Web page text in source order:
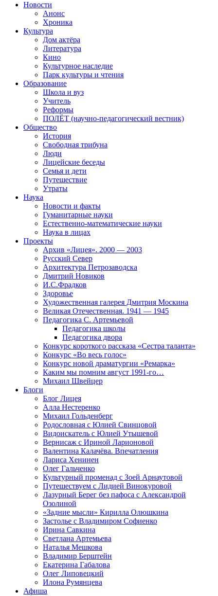
Новости
Анонс
Хроника
Культура
Дом актёра
Литература
Кино
Культурное наследие
Парк культуры и чтения
Образование
Школа и вуз
Учитель
Реформы
ПОЛЁТ (научно-педагогический вестник)
Общество
История
Свободная трибуна
Люди
Лицейские беседы
Семья и дети
Путешествие
Утраты
Наука
Новости и факты
Гуманитарные науки
Естественно-математические науки
Наука в лицах
Проекты
Архив «Лицея». 2000 — 2003
Русский Север
Архитектура Петрозаводска
Дмитрий Новиков
И.С.Фрадков
Здоровье
Художественная галерея Дмитрия Москина
Великая Отечественная. 1941 — 1945
Педагогика С. Артемьевой
Педагогика школы
Педагогика двора
Конкурс короткого рассказа «Сестра таланта»
Конкурс «Во весь голос»
Конкурс новой драматургии «Ремарка»
Каким мы помним август 1991-го…
Михаил Швейцер
Блоги
Блог Лицея
Алла Нестеренко
Михаил Гольденберг
Родословная с Юлией Свинцовой
Видоискатель с Юлией Утышевой
Вернисаж с Ириной Ларионовой
Валентина Калачёва. Впечатления
Лариса Хенинен
Олег Гальченко
Культурный променад с Зоей Арнаутовой
Путешествуем с Лидией Винокуровой
Лазурный Берег без пафоса с Александрой
Озолиной
«Задние мысли» Кирилла Олюшкина
Застолье с Владимиром Софиенко
Ирина Савкина
Светлана Артемьева
Наталья Мешкова
Владимир Берштейн
Екатерина Габалова
Олег Липовецкий
Илона Румянцева
Афиша